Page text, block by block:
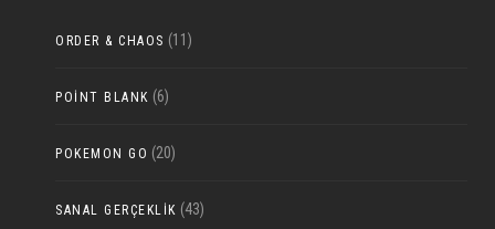
ORDER & CHAOS (11)
POINT BLANK (6)
POKEMON GO (20)
SANAL GERÇEKLIK (43)